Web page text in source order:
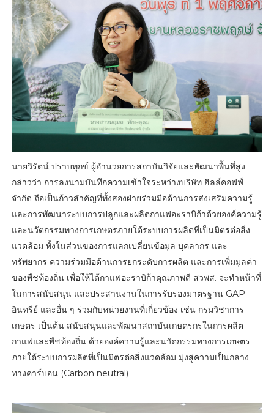
นายวิรัตน์ ปราบทุกข์ ผู้อำนวยการสถาบันวิจัยและพัฒนาพื้นที่สูง
กล่าวว่า การลงนามบันทึกความเข้าใจระหว่างบริษัท ฮิลล์คอฟฟ์
จำกัด ถือเป็นก้าวสำคัญที่ทั้งสองฝ่ายร่วมมือด้านการส่งเสริมความรู้
และการพัฒนาระบบการปลูกและผลิตกาแฟอะราบิก้าด้วยองค์ความรู้
และนวัตกรรมทางการเกษตรภายใต้ระบบการผลิตที่เป็นมิตรต่อสิ่ง
แวดล้อม ทั้งในส่วนของการแลกเปลี่ยนข้อมูล บุคลากร และ
ทรัพยากร ความร่วมมือด้านการยกระดับการผลิต และการเพิ่มมูลค่า
ของพืชท้องถิ่น เพื่อให้ได้กาแฟอะราบิก้าคุณภาพดี สวพส. จะทำหน้าที่
ในการสนับสนุน และประสานงานในการรับรองมาตรฐาน GAP
อินทรีย์ และอื่น ๆ ร่วมกับหน่วยงานที่เกี่ยวข้อง เช่น กรมวิชาการ
เกษตร เป็นต้น สนับสนุนและพัฒนาสถาบันเกษตรกรในการผลิต
กาแฟและพืชท้องถิ่น ด้วยองค์ความรู้และนวัตกรรมทางการเกษตร
ภายใต้ระบบการผลิตที่เป็นมิตรต่อสิ่งแวดล้อม มุ่งสู่ความเป็นกลาง
ทางคาร์บอน (Carbon neutral)